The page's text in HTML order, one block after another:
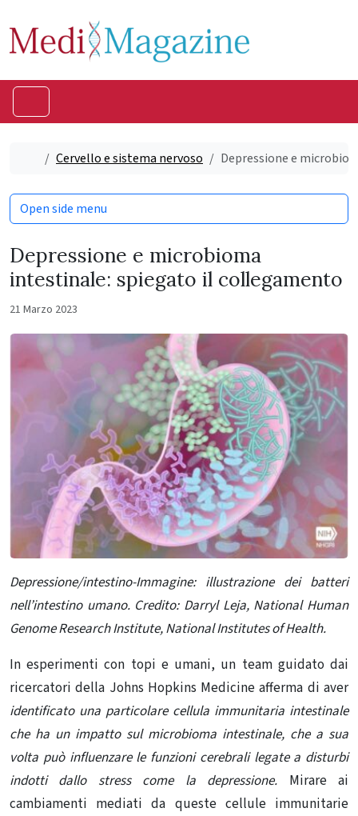
Home
Cervello e sistema nervoso Depressione e
Depressione e microbioma
intestinale: spiegato il collegamento
21 Marzo 2023
Depressione/intestino-Immagine: illustrazione dei batteri
nell’intestino umano. Credito: Darryl Leja, National Human
Genome Research Institute, National Institutes of Health.
In esperimenti con topi e umani, un team guidato dai
ricercatori della Johns Hopkins Medicine afferma di aver
identificato una particolare cellula immunitaria intestinale
che ha un impatto sul microbioma intestinale, che a sua
volta può influenzare le funzioni cerebrali legate a disturbi
indotti dallo stress come la depressione.
Mirare ai
cambiamenti mediati da queste cellule immunitarie
Open side menu